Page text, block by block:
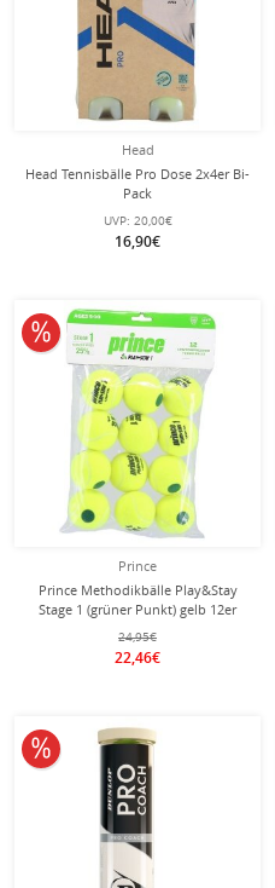
Head
Head Tennisbälle Pro Dose 2x4er Bi-
Pack
UVP: 20,00€
16,90€
Prince
Prince Methodikbälle Play&Stay
Stage 1 (grüner Punkt) gelb 12er
Beutel
24,95€
22,46€
10% reduziert
10% reduziert